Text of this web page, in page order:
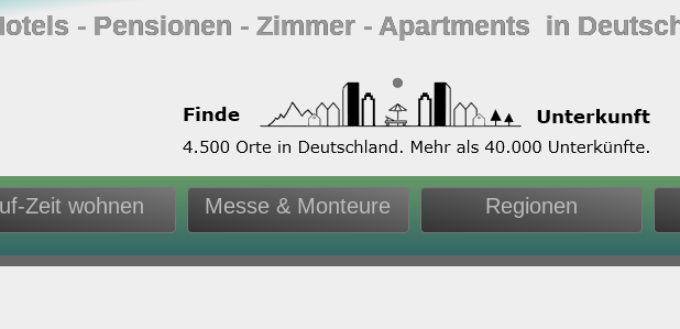
‐ Pensionen ‐ Zimmer ‐ Apartments in
Zeit wohnen Messe & Monteure Regionen